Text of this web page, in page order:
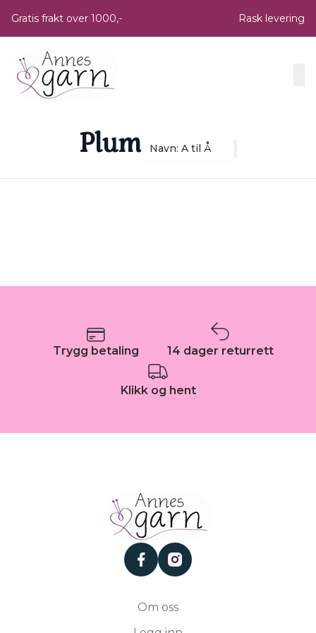
Gratis frakt over 1000,- Rask levering
Plum Navn: A til Å
Trygg betaling 14 dager returrett
Klikk og hent
facebookinstagram
Om oss